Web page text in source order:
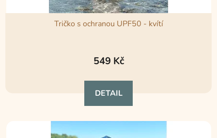
Tričko s ochranou UPF50 - kvítí
hodnocení
je
5,0
z
5
hvězdiček.
549 Kč
DETAIL